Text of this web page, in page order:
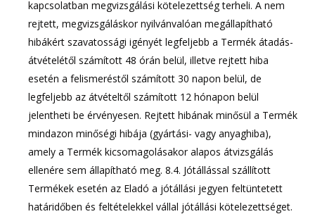
kapcsolatban megvizsgálási kötelezettség terheli. A nem
rejtett, megvizsgáláskor nyilvánvalóan megállapítható
hibákért szavatossági igényét legfeljebb a Termék átadás-
átvételétől számított 48 órán belül, illetve rejtett hiba
esetén a felismeréstől számított 30 napon belül, de
legfeljebb az átvételtől számított 12 hónapon belül
jelentheti be érvényesen. Rejtett hibának minősül a Termék
mindazon minőségi hibája (gyártási- vagy anyaghiba),
amely a Termék kicsomagolásakor alapos átvizsgálás
ellenére sem állapítható meg. 8.4. Jótállással szállított
Termékek esetén az Eladó a jótállási jegyen feltüntetett
határidőben és feltételekkel vállal jótállási kötelezettséget.